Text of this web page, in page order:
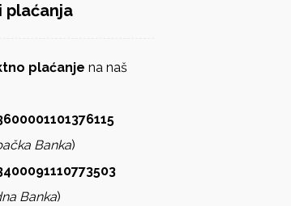
plaćanja
plaćanje na naš
Banka)
Banka)